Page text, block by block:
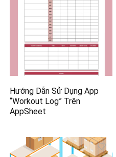
Hướng Dẫn Sử Dụng App
“Workout Log” Trên
AppSheet